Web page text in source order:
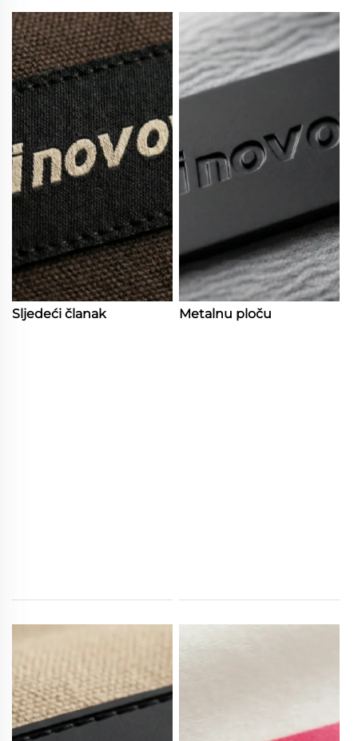
Sljedeći članak Metalnu ploču